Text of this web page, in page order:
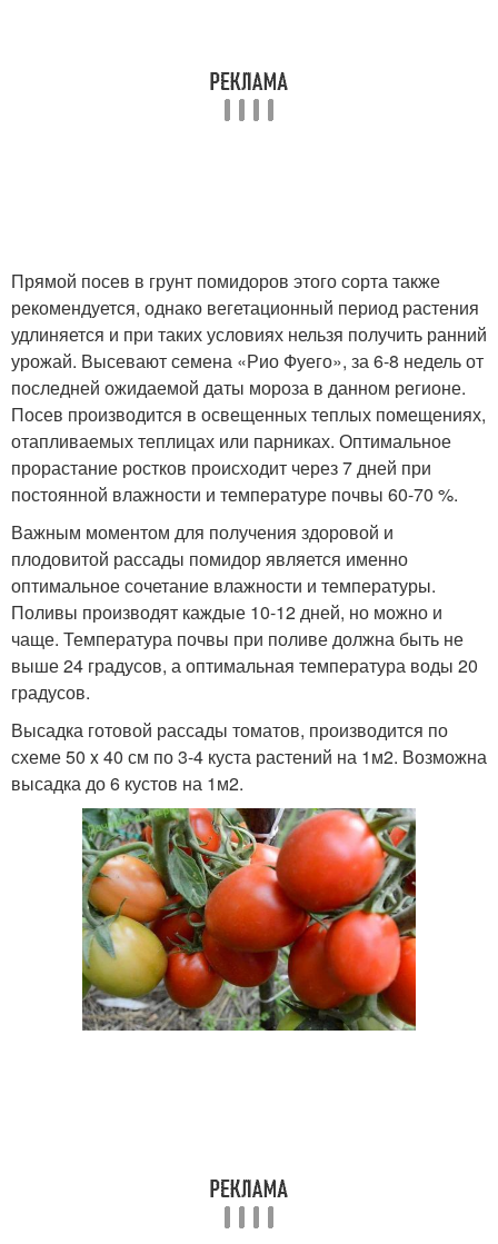
Прямой посев в грунт помидоров этого сорта также
рекомендуется, однако вегетационный период растения
удлиняется и при таких условиях нельзя получить ранний
урожай. Высевают семена «Рио Фуего», за 6-8 недель от
последней ожидаемой даты мороза в данном регионе.
Посев производится в освещенных теплых помещениях,
отапливаемых теплицах или парниках. Оптимальное
прорастание ростков происходит через 7 дней при
постоянной влажности и температуре почвы 60-70 %.
Важным моментом для получения здоровой и
плодовитой рассады помидор является именно
оптимальное сочетание влажности и температуры.
Поливы производят каждые 10-12 дней, но можно и
чаще. Температура почвы при поливе должна быть не
выше 24 градусов, а оптимальная температура воды 20
градусов.
Высадка готовой рассады томатов, производится по
схеме 50 x 40 см по 3-4 куста растений на 1м2. Возможна
высадка до 6 кустов на 1м2.